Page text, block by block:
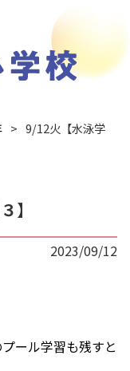
9/12火【水泳学
】
2023/09/12
ール学習も残すと